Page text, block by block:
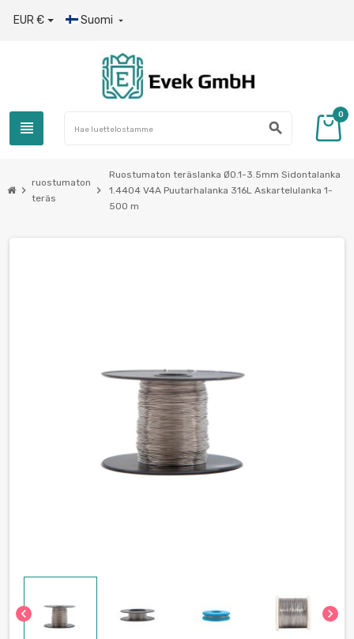
EUR € Suomi 
view_headline search
0
chevron_right
ruostumaton
teräs
chevron_right
Ruostumaton teräslanka Ø0.1-3.5mm Sidontalanka
1.4404 V4A Puutarhalanka 316L Askartelulanka 1-
500 m
chevron_left chevron_right